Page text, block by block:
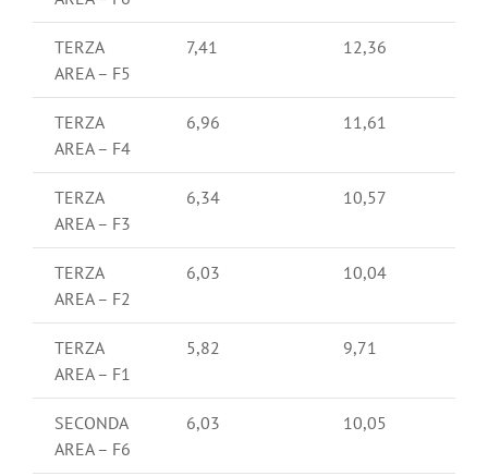
TERZA
AREA – F5
7,41 12,36
TERZA
AREA – F4
6,96 11,61
TERZA
AREA – F3
6,34 10,57
TERZA
AREA – F2
6,03 10,04
TERZA
AREA – F1
5,82 9,71
SECONDA
AREA – F6
6,03 10,05